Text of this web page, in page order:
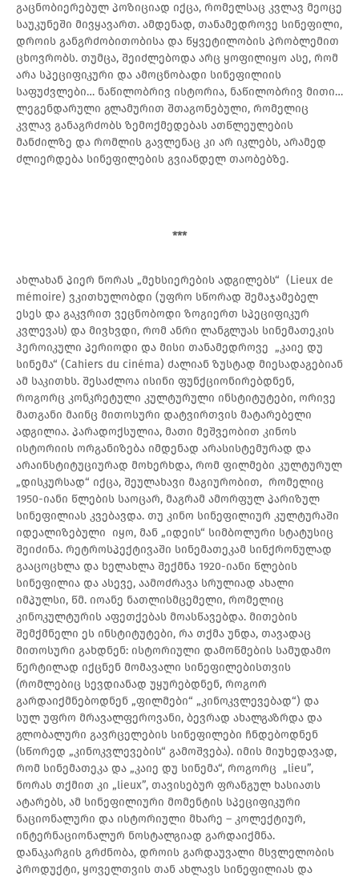
გაცნობიერებულ პოზიციად იქცა, რომელსაც კვლავ მეოცე
საუკუნეში მივყავართ. ამდენად, თანამედროვე სინეფილი,
დროის განგრძობითობისა და წყვეტილობის პრობლემით
ცხოვრობს. თუმცა, შეიძლებოდა არც ყოფილიყო ასე, რომ
არა სპეციფიკური და ამოცნობადი სინეფილიის
საფუძვლები… ნაწილობრივ ისტორია, ნაწილობრივ მითი…
ლეგენდარული გლამურით შთაგონებული, რომელიც
კვლავ განაგრძობს ზემოქმედებას ათწლეულების
მანძილზე და რომლის გავლენაც კი არ იკლებს, არამედ
ძლიერდება სინეფილების გვიანდელ თაობებზე.
***
ახლახან პიერ ნორას „მეხსიერების ადგილებს“ (Lieux de
mémoire) ვკითხულობდი (უფრო სწორად შემაჯამებელ
ესეს და გაკვრით ვეცნობოდი ზოგიერთ სპეციფიკურ
კვლევას) და მივხვდი, რომ ანრი ლანგლუას სინემათეკის
ჰეროიკული პერიოდი და მისი თანამედროვე „კაიე დუ
სინემა“ (Cahiers du cinéma) ძალიან ზუსტად მიესადაგებიან
ამ საკითხს. შესაძლოა ისინი ფუნქციონირებდნენ,
როგორც კონკრეტული კულტურული ინსტიტუტები, ორივე
მათგანი მაინც მითოსური დატვირთვის მატარებელი
ადგილია. პარადოქსულია, მათი მეშვეობით კინოს
ისტორიის ორგანიზება იმდენად არასისტემურად და
არაინსტიტუციურად მოხერხდა, რომ ფილმები კულტურულ
„დისკურსად“ იქცა, შეულახავი მაგიურობით, რომელიც
1950-იანი წლების საოცარ, მაგრამ ამორფულ პარიზულ
სინეფილიას კვებავდა. თუ კინო სინეფილიურ კულტურაში
იდეალიზებული იყო, მან „იდეის“ სიმბოლური სტატუსიც
შეიძინა. რეტროსპექტივაში სინემათეკამ სინქრონულად
გააცოცხლა და ხელახლა შექმნა 1920-იანი წლების
სინეფილია და ასევე, აამოძრავა სრულიად ახალი
იმპულსი, წმ. იოანე ნათლისმცემელი, რომელიც
კინოკულტურის აფეთქებას მოასწავებდა. მითების
შემქმნელი ეს ინსტიტუტები, რა თქმა უნდა, თავადაც
მითოსური გახდნენ: ისტორიული დამოწმების სამუდამო
წერტილად იქცნენ მომავალი სინეფილებისთვის
(რომლებიც სევდიანად უყურებდნენ, როგორ
გარდაიქმნებოდნენ „ფილმები“ „კინოკვლევებად“) და
სულ უფრო მრავალფეროვანი, ბევრად ახალგაზრდა და
გლობალური გავრცელების სინეფილები ჩნდებოდნენ
(სწორედ „კინოკვლევების“ გამოშვება). იმის მიუხედავად,
რომ სინემათეკა და „კაიე დუ სინემა“, როგორც „lieu”,
ნორას თქმით კი „lieux”, თავისებურ ფრანგულ ხასიათს
ატარებს, ამ სინეფილიური მომენტის სპეციფიკური
ნაციონალური და ისტორიული მხარე – კოლექტიურ,
ინტერნაციონალურ ნოსტალგიად გარდაიქმნა.
დანაკარგის გრძნობა, დროის გარდაუვალი მსვლელობის
პროდუქტი, ყოველთვის თან ახლავს სინეფილიას და